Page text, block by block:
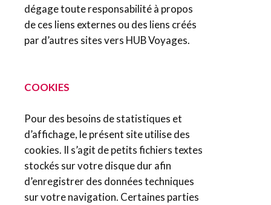
dégage toute responsabilité à propos
de ces liens externes ou des liens créés
par d’autres sites vers HUB Voyages.
COOKIES
Pour des besoins de statistiques et
d’affichage, le présent site utilise des
cookies. Il s’agit de petits fichiers textes
stockés sur votre disque dur afin
d’enregistrer des données techniques
sur votre navigation. Certaines parties